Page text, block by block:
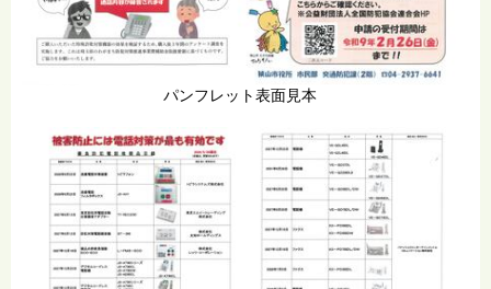
パンフレット表面見本